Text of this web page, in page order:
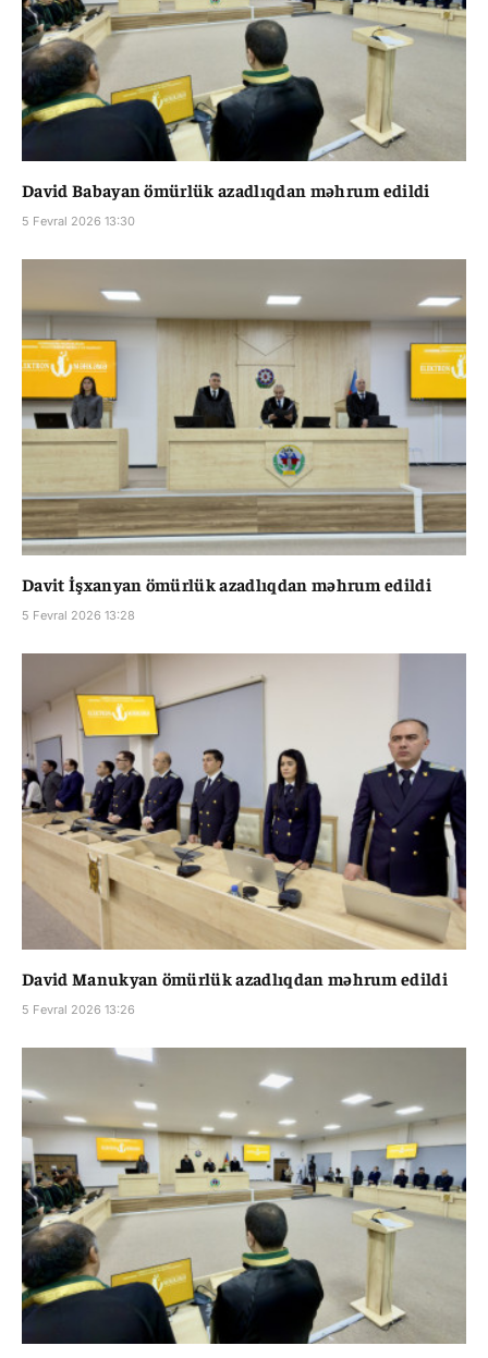
David Babayan ömürlük azadlıqdan məhrum edildi
5 Fevral 2026 13:30
Davit İşxanyan ömürlük azadlıqdan məhrum edildi
5 Fevral 2026 13:28
David Manukyan ömürlük azadlıqdan məhrum edildi
5 Fevral 2026 13:26